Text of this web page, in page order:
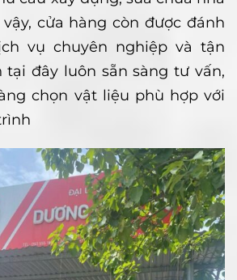
cửa hàng còn được đánh
vụ chuyên nghiệp và tận
tại đây luôn sẵn sàng tư vấn,
chọn vật liệu phù hợp với